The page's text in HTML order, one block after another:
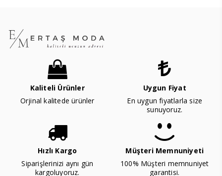
Kaliteli Ürünler
Orjinal kalitede ürünler
Uygun Fiyat
En uygun fiyatlarla size
sunuyoruz.
Hızlı Kargo
Siparişlerinizi aynı gün
kargoluyoruz.
Müşteri Memnuniyeti
100% Müşteri memnuniyet
garantisi.